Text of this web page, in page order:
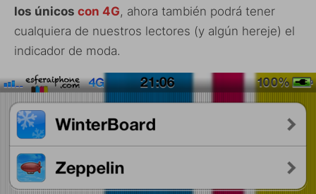
los únicos con 4G, ahora también podrá tener
cualquiera de nuestros lectores (y algún hereje) el
indicador de moda.